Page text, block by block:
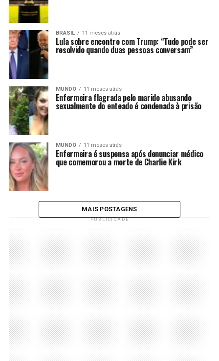
BRASIL 11 meses atrás
Lula sobre encontro com Trump: “Tudo pode ser
resolvido quando duas pessoas conversam”
MUNDO 11 meses atrás
Enfermeira flagrada pelo marido abusando
sexualmente do enteado é condenada à prisão
MUNDO 11 meses atrás
Enfermeira é suspensa após denunciar médico
que comemorou a morte de Charlie Kirk
MAIS POSTAGENS
PUBLICIDADE